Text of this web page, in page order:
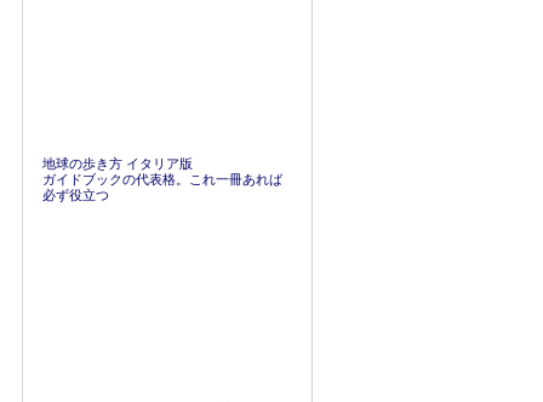
地球の歩き方 イタリア版
ガイドブックの代表格。これ一冊あれば
必ず役立つ